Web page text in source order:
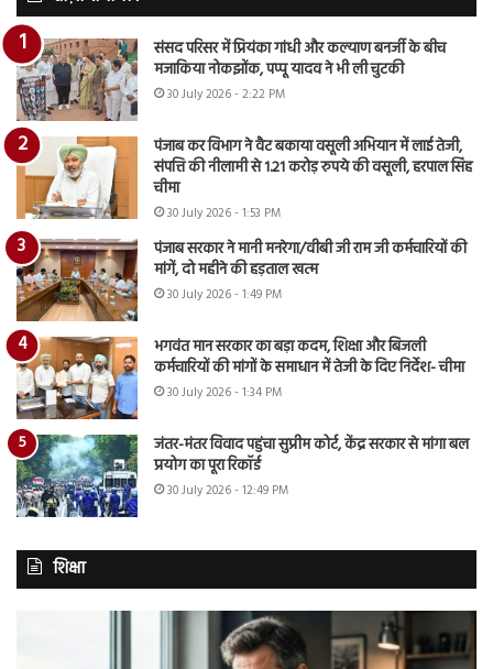
संसद परिसर में प्रियंका गांधी और कल्याण बनर्जी के बीच
मजाकिया नोकझोंक, पप्पू यादव ने भी ली चुटकी
30 July 2026 - 2:22 PM
पंजाब कर विभाग ने वैट बकाया वसूली अभियान में लाई तेजी,
संपत्ति की नीलामी से 1.21 करोड़ रुपये की वसूली, हरपाल सिंह
चीमा
30 July 2026 - 1:53 PM
पंजाब सरकार ने मानी मनरेगा/वीबी जी राम जी कर्मचारियों की
मांगें, दो महीने की हड़ताल खत्म
30 July 2026 - 1:49 PM
भगवंत मान सरकार का बड़ा कदम, शिक्षा और बिजली
कर्मचारियों की मांगों के समाधान में तेजी के दिए निर्देश- चीमा
30 July 2026 - 1:34 PM
जंतर-मंतर विवाद पहुंचा सुप्रीम कोर्ट, केंद्र सरकार से मांगा बल
प्रयोग का पूरा रिकॉर्ड
30 July 2026 - 12:49 PM
शिक्षा